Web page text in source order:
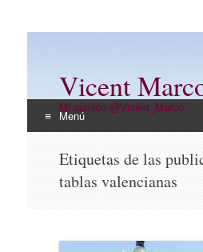
Vicent
Mi opinión @Vicent_Marco
Menú
contenido
Etiquetas de las
tablas valencianas